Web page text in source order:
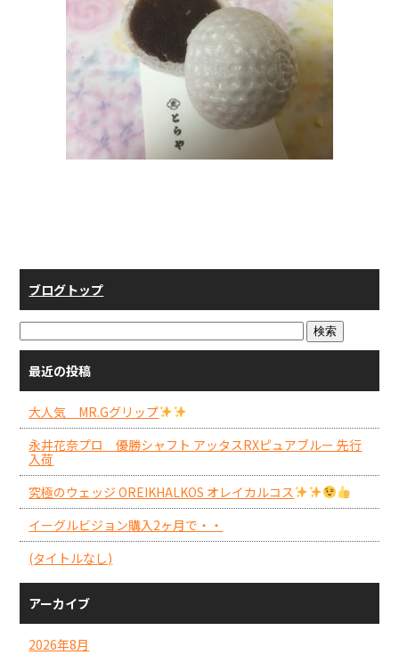
ブログトップ
最近の投稿
大人気 MR.Gグリップ
永井花奈プロ 優勝シャフト アッタスRXピュアブルー 先行
入荷
究極のウェッジ OREIKHALKOS オレイカルコス
イーグルビジョン購入2ヶ月で・・
(タイトルなし)
アーカイブ
2026年8月